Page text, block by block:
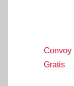
Convoy
Gratis